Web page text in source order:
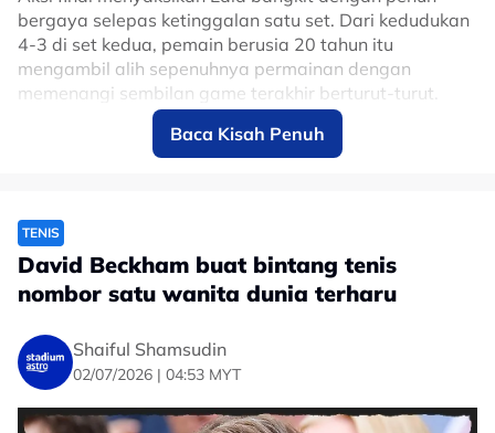
bergaya selepas ketinggalan satu set. Dari kedudukan
4-3 di set kedua, pemain berusia 20 tahun itu
mengambil alih sepenuhnya permainan dengan
memenangi sembilan game terakhir berturut-turut.
Kemenangan itu bukan sahaja menghadiahkan trofi
WTA pertama dalam kariernya, malah melengkapkan
Osaka.
20 year old 🇵🇭 Alexandra Eala is a first
history taking out the
500 title def 🇺🇸 Jessica Pegula 4-6, 6-4,
Baca Kisah Penuh
TENIS
David Beckham buat bintang tenis
nombor satu wanita dunia terharu
Shaiful Shamsudin
02/07/2026 | 04:53 MYT